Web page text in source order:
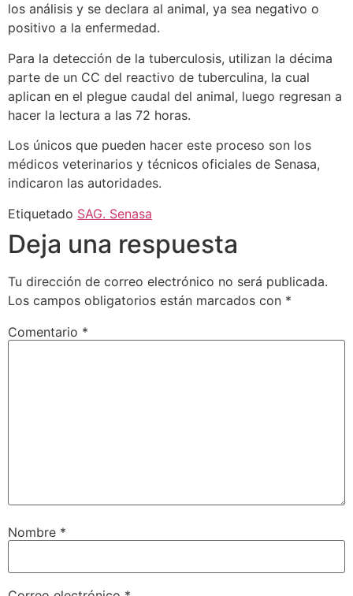
los análisis y se declara al animal, ya sea negativo o
positivo a la enfermedad.
Para la detección de la tuberculosis, utilizan la décima
parte de un CC del reactivo de tuberculina, la cual
aplican en el plegue caudal del animal, luego regresan a
hacer la lectura a las 72 horas.
Los únicos que pueden hacer este proceso son los
médicos veterinarios y técnicos oficiales de Senasa,
indicaron las autoridades.
Etiquetado SAG. Senasa
Deja una respuesta
Tu dirección de correo electrónico no será publicada.
Los campos obligatorios están marcados con *
Comentario *
Nombre *